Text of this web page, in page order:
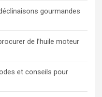
gourmandes
de l’huile moteur
et conseils pour